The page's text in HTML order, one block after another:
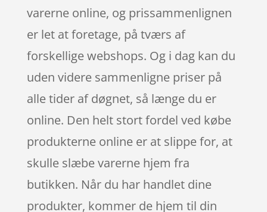
varerne online, og prissammenlignen
er let at foretage, på tværs af
forskellige webshops. Og i dag kan du
uden videre sammenligne priser på
alle tider af døgnet, så længe du er
online. Den helt stort fordel ved købe
produkterne online er at slippe for, at
skulle slæbe varerne hjem fra
butikken. Når du har handlet dine
produkter, kommer de hjem til din